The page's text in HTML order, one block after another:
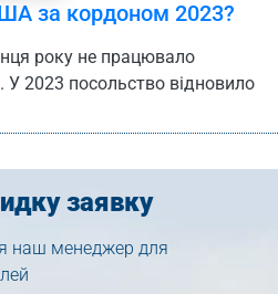
за кордоном 2023?
року не працювало
У 2023 посольство відновило
заявку
наш менеджер для